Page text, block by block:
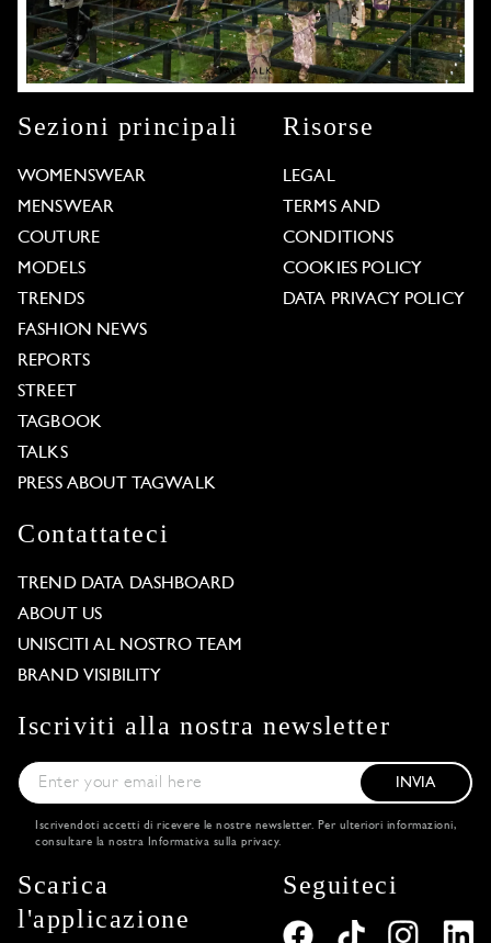
Sezioni principali
WOMENSWEAR
MENSWEAR
COUTURE
MODELS
TRENDS
FASHION NEWS
REPORTS
STREET
TAGBOOK
TALKS
PRESS ABOUT TAGWALK
Risorse
LEGAL
TERMS AND
CONDITIONS
COOKIES POLICY
DATA PRIVACY POLICY
Contattateci
TREND DATA DASHBOARD
ABOUT US
UNISCITI AL NOSTRO TEAM
BRAND VISIBILITY
Iscriviti alla nostra newsletter
INVIA
Iscrivendoti accetti di ricevere le nostre newsletter. Per ulteriori informazioni,
consultare la nostra
Informativa sulla privacy.
Scarica
l'applicazione
Seguiteci